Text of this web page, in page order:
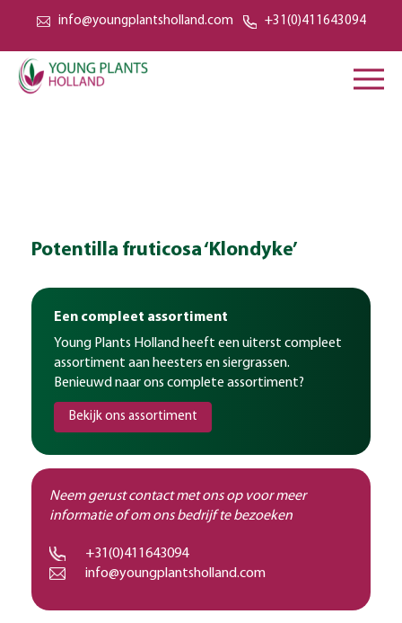
info@youngplantsholland.com +31(0)411643094
Potentilla fruticosa ‘Klondyke’
Een compleet assortiment
Young Plants Holland heeft een uiterst compleet
assortiment aan heesters en siergrassen.
Benieuwd naar ons complete assortiment?
Bekijk ons assortiment
Neem gerust contact met ons op voor meer
informatie of om ons bedrijf te bezoeken
+31(0)411643094
info@youngplantsholland.com